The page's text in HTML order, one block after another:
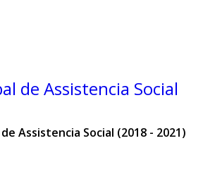
de Assistencia Social
Assistencia Social (2018 - 2021)